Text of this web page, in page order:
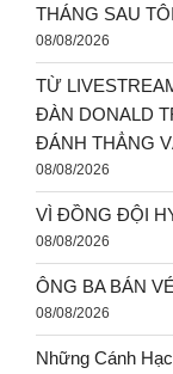
THÁNG SAU
08/08/2026
TỪ
ĐÀN DONALD
ĐÁNH THẲNG
08/08/2026
VÌ ĐỒNG ĐỘI
08/08/2026
ÔNG BA BÁN
08/08/2026
Những Cánh